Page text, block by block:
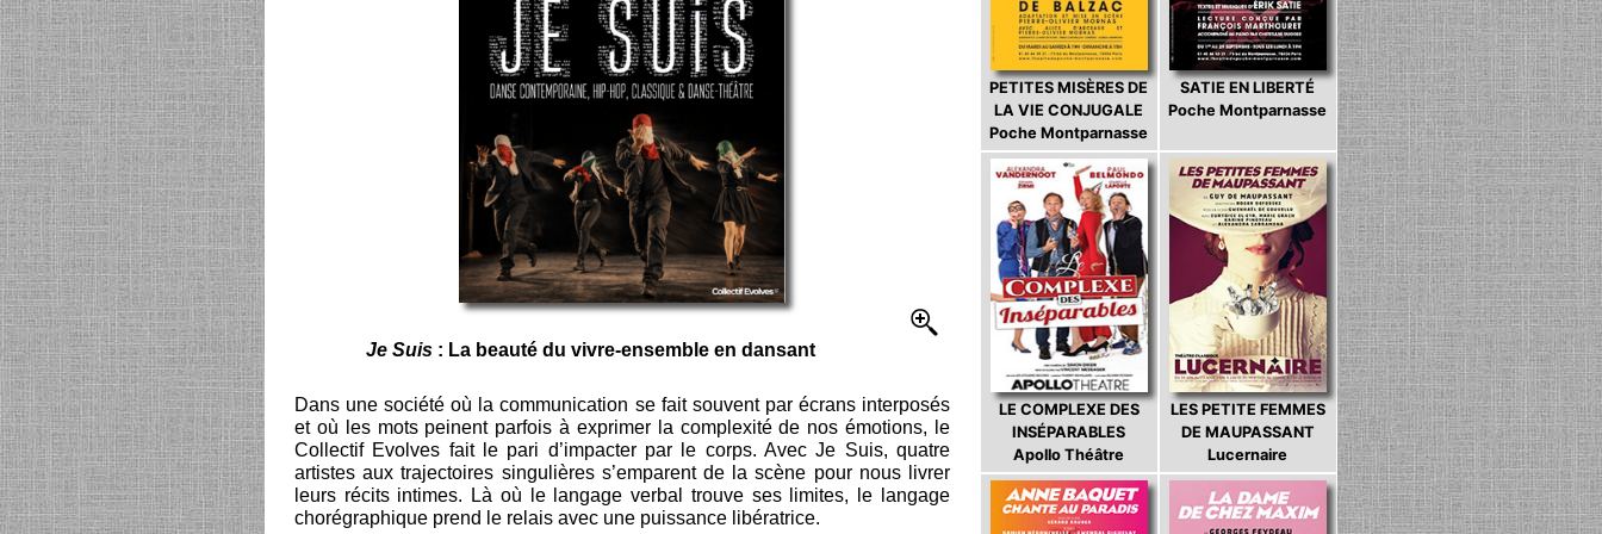
Je Suis : La beauté du vivre-ensemble en dansant
Dans une société où la communication se fait souvent par écrans interposés
et où les mots peinent parfois à exprimer la complexité de nos émotions, le
Collectif Evolves fait le pari d’impacter par le corps. Avec Je Suis, quatre
artistes aux trajectoires singulières s’emparent de la scène pour nous livrer
leurs récits intimes. Là où le langage verbal trouve ses limites, le langage
chorégraphique prend le relais avec une puissance libératrice.
PETITES MISÈRES DE
LA VIE CONJUGALE
Poche Montparnasse
SATIE EN LIBERTÉ
Poche Montparnasse
LE COMPLEXE DES
INSÉPARABLES
Apollo Théâtre
LES PETITE FEMMES
DE MAUPASSANT
Lucernaire